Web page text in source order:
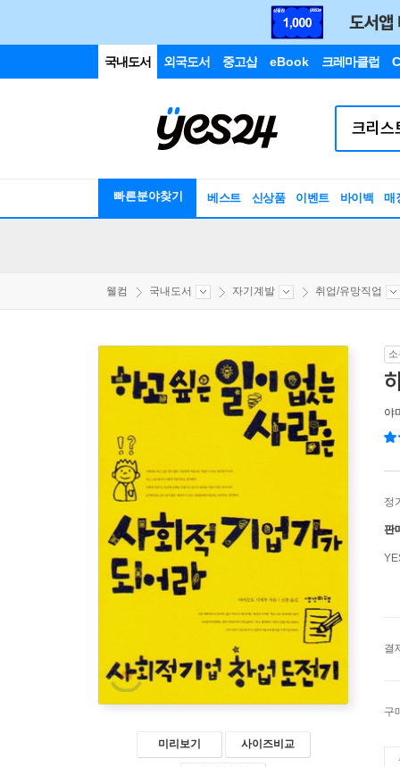
국내도서 외국도서 중고샵 eBook 크레마클럽
빠른분야찾기 베스트 신상품 이벤트 바이백 매
웰컴 국내도서 자기계발 취업/유망직업
미리보기 사이즈비교
야
정
판
결
구